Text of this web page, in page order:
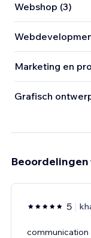
Webshop (3)
Marketing en
Grafisch
Beoordelingen
5
communication